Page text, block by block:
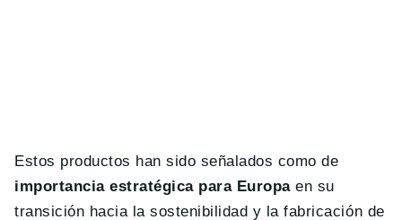
Estos productos han sido señalados como de
importancia estratégica para Europaen su
transición hacia la sostenibilidad y la fabricación de